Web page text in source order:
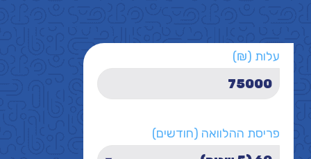
עלות (₪)
פריסת ההלוואה (חודשים)